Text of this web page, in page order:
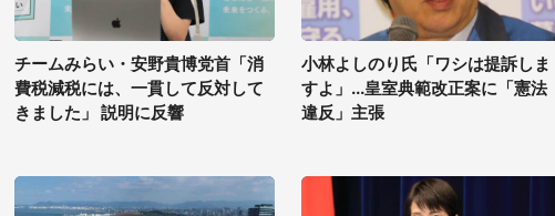
チームみらい・安野貴博党首「消
費税減税には、一貫して反対して
きました」 説明に反響
小林よしのり氏「ワシは提訴しま
すよ」...皇室典範改正案に「憲法
違反」主張